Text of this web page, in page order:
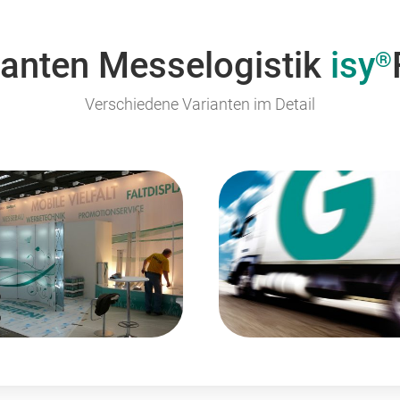
Messelogistik isy®
Verschiedene Varianten im Detail